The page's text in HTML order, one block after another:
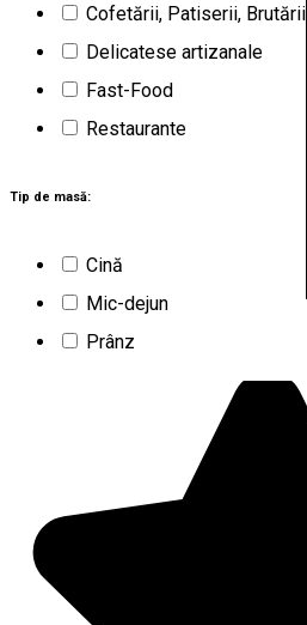
Cofetării, Patiserii, Brutării
Delicatese artizanale
Fast-Food
Restaurante
Tip de masă:
Cină
Mic-dejun
Prânz